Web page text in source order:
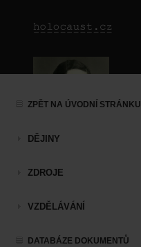
ZPĚT NA ÚVODNÍ STRÁNKU
DĚJINY
ZDROJE
VZDĚLÁVÁNÍ
DATABÁZE DOKUMENTŮ